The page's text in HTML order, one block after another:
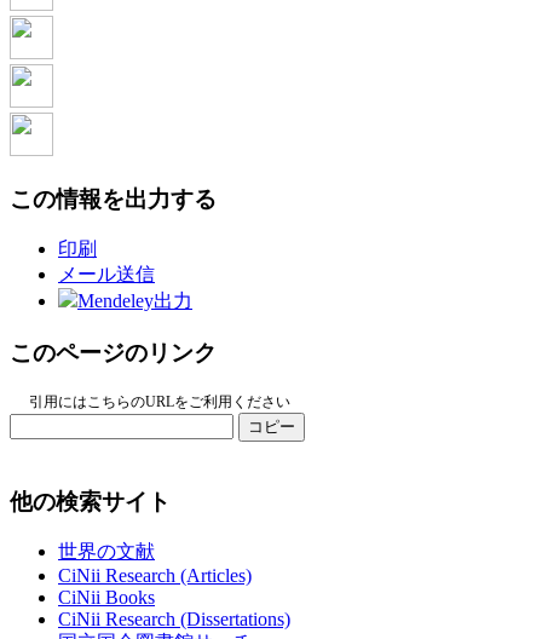
この情報を出力する
印刷
メール送信
Mendeley出力
このページのリンク
引用にはこちらのURLをご利用ください
コピー
他の検索サイト
世界の文献
CiNii Research (Articles)
CiNii Books
CiNii Research (Dissertations)